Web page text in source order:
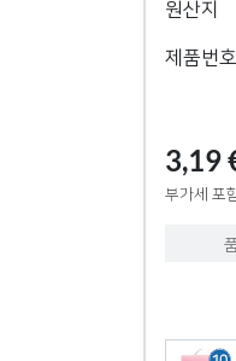
원산지
제품번호
3,19
부가세 포